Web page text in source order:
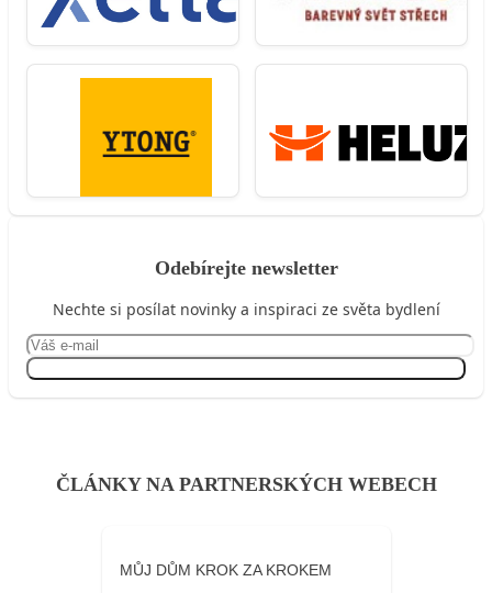
Odebírejte newsletter
Nechte si posílat novinky a inspiraci ze světa bydlení
ČLÁNKY NA PARTNERSKÝCH WEBECH
MŮJ DŮM KROK ZA KROKEM